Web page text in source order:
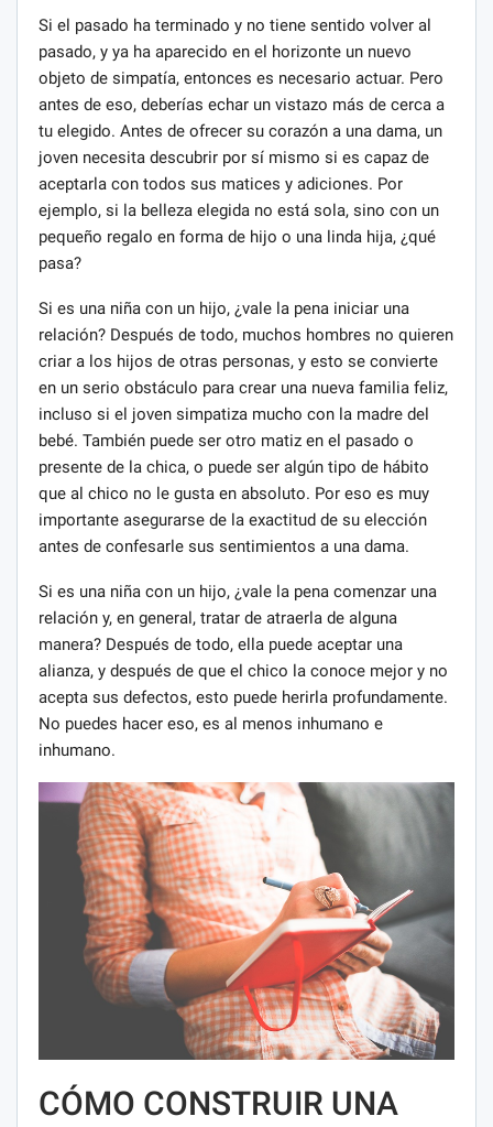
Si el pasado ha terminado y no tiene sentido volver al
pasado, y ya ha aparecido en el horizonte un nuevo
objeto de simpatía, entonces es necesario actuar. Pero
antes de eso, deberías echar un vistazo más de cerca a
tu elegido. Antes de ofrecer su corazón a una dama, un
joven necesita descubrir por sí mismo si es capaz de
aceptarla con todos sus matices y adiciones. Por
ejemplo, si la belleza elegida no está sola, sino con un
pequeño regalo en forma de hijo o una linda hija, ¿qué
pasa?
Si es una niña con un hijo, ¿vale la pena iniciar una
relación? Después de todo, muchos hombres no quieren
criar a los hijos de otras personas, y esto se convierte
en un serio obstáculo para crear una nueva familia feliz,
incluso si el joven simpatiza mucho con la madre del
bebé. También puede ser otro matiz en el pasado o
presente de la chica, o puede ser algún tipo de hábito
que al chico no le gusta en absoluto. Por eso es muy
importante asegurarse de la exactitud de su elección
antes de confesarle sus sentimientos a una dama.
Si es una niña con un hijo, ¿vale la pena comenzar una
relación y, en general, tratar de atraerla de alguna
manera? Después de todo, ella puede aceptar una
alianza, y después de que el chico la conoce mejor y no
acepta sus defectos, esto puede herirla profundamente.
No puedes hacer eso, es al menos inhumano e
inhumano.
CÓMO CONSTRUIR UNA